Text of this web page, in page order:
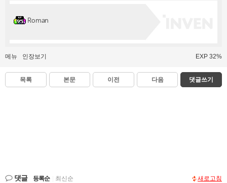
Roman
메뉴 인장보기 EXP 32%
목록 본문 이전 다음 댓글쓰기
댓글 등록순 최신순 새로고침